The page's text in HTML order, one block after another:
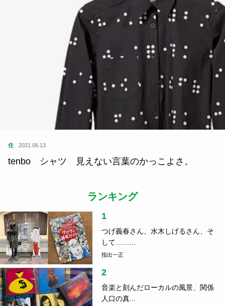
住 2021.06.13
tenbo シャツ 見えない言葉のかっこよさ。
ランキング
1
つげ義春さん、水木しげるさん、そ
して……...
指出一正
2
音楽と刻んだローカルの風景、関係
人口の真...